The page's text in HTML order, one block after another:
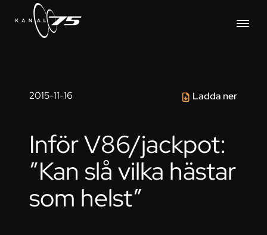
2015-11-16 Ladda ner
Inför V86/jackpot:
”Kan slå vilka hästar
som helst”